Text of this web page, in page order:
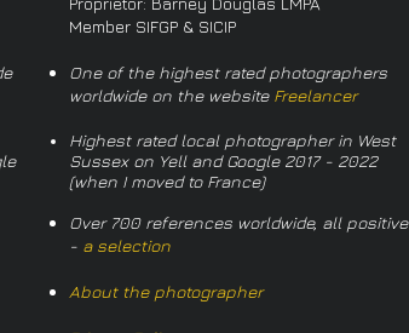
Member SIFGP & SICIP
One of the highest rated photographers
worldwide on the website Freelancer
Highest rated local photographer in West
Sussex on Yell and Google 2017 - 2022
(when I moved to France)
Over 700 references worldwide, all positive
- a selection
About the photographer